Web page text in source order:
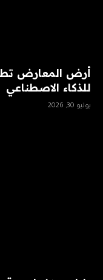
للذكاء الاصطناعي
يوليو 30, 2026